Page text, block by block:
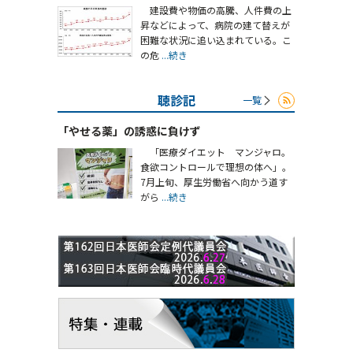
建設費や物価の高騰、人件費の上
昇などによって、病院の建て替えが
困難な状況に追い込まれている。こ
の危 ...続き
聴診記 一覧
「やせる薬」の誘惑に負けず
「医療ダイエット マンジャロ。
食欲コントロールで理想の体へ」。
7月上旬、厚生労働省へ向かう道す
がら ...続き